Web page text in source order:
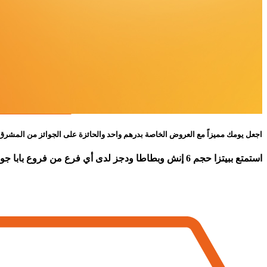
اجعل يومك مميزاً مع العروض الخاصة بدرهم واحد والحائزة على الجوائز من
استمتع ببيتزا حجم 6 إنش وبطاطا ودجز لدى أي فرع من فروع بابا جونز بدرهم واحد عند استخدام بطاقة Visa الائتمانية أو الخصم الخاصة بك من المشرق يوم 29 يونيو 2026.